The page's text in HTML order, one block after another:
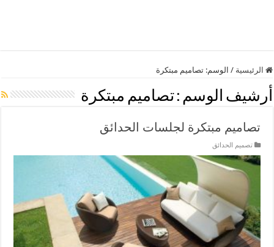
الرئيسية / الوسم:تصاميم مبتكرة
أرشيف الوسم :تصاميم مبتكرة
تصاميم مبتكرة لجلسات الحدائق
تصميم الحدائق